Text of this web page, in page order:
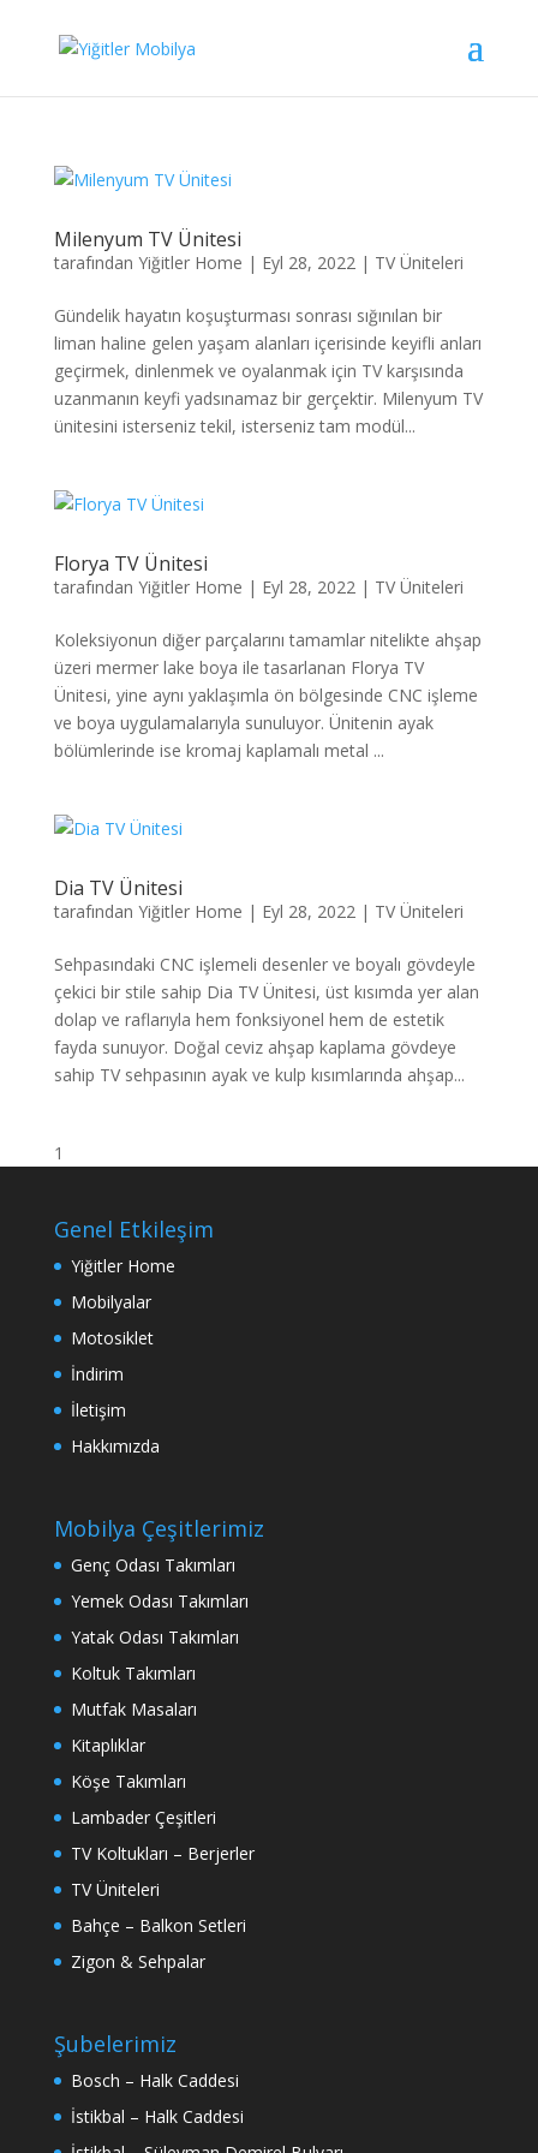
Milenyum TV Ünitesi
tarafından Yiğitler Home | Eyl 28, 2022| TV Üniteleri
Gündelik hayatın koşuşturması sonrası sığınılan bir
liman haline gelen yaşam alanları içerisinde keyifli anları
geçirmek, dinlenmek ve oyalanmak için TV karşısında
uzanmanın keyfi yadsınamaz bir gerçektir. Milenyum TV
ünitesini isterseniz tekil, isterseniz tam modül...
Florya TV Ünitesi
tarafından Yiğitler Home | Eyl 28, 2022| TV Üniteleri
Koleksiyonun diğer parçalarını tamamlar nitelikte ahşap
üzeri mermer lake boya ile tasarlanan Florya TV
Ünitesi, yine aynı yaklaşımla ön bölgesinde CNC işleme
ve boya uygulamalarıyla sunuluyor. Ünitenin ayak
bölümlerinde ise kromaj kaplamalı metal ...
Dia TV Ünitesi
tarafından Yiğitler Home | Eyl 28, 2022| TV Üniteleri
Sehpasındaki CNC işlemeli desenler ve boyalı gövdeyle
çekici bir stile sahip Dia TV Ünitesi, üst kısımda yer alan
dolap ve raflarıyla hem fonksiyonel hem de estetik
fayda sunuyor. Doğal ceviz ahşap kaplama gövdeye
sahip TV sehpasının ayak ve kulp kısımlarında ahşap...
1
Genel Etkileşim
Yiğitler Home
Mobilyalar
Motosiklet
İndirim
İletişim
Hakkımızda
Mobilya Çeşitlerimiz
Genç Odası Takımları
Yemek Odası Takımları
Yatak Odası Takımları
Koltuk Takımları
Mutfak Masaları
Kitaplıklar
Köşe Takımları
Lambader Çeşitleri
TV Koltukları – Berjerler
TV Üniteleri
Bahçe – Balkon Setleri
Zigon & Sehpalar
Şubelerimiz
Bosch – Halk Caddesi
İstikbal – Halk Caddesi